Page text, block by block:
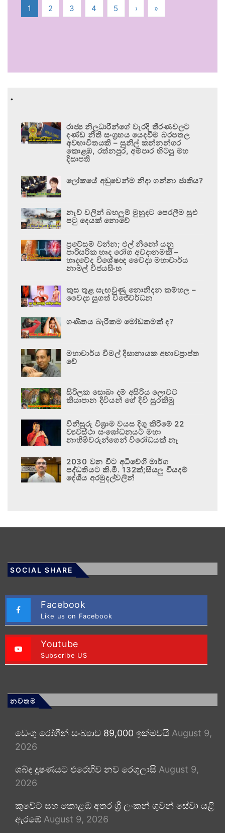
1 2 3 4 5 › »
.
රාජ්‍ය නිලධාරීන්ගේ වැරදි තීරණවලට
දණ්ඩ නීති සංග්‍රහය යෙදවීම බරපතල
අවභාවිතයකි – සුනිල් කන්නන්ගර
කොළඹ, රත්නපුර, අම්පාර හිටපු මහ
දිසාපති
ලෝකයේ අඩුවෙන්ම නිදා ගන්නා ජාතිය?
නැව් වලින් බහලුම් මුහුදට පෙරලීම සුළු
පටු දෙයක් නොවේ
ප්‍රවේසම් වන්න; එල් නිනෝ යනු
පාරිසරික හෘද රෝග අවදානමකි –
හෘදවේද විශේෂඥ වෛද්‍ය මහාචාර්ය
නාමල් විජයසිංහ
කුස තුළ සැඟවුණු නොනිදන කම්හල –
වෛද්‍ය සුගත් විජේවර්ධන
ගණිතය බැරිකම මෝඩකමක් ද?
මහාචාර්ය විමල් දිසානායක අභාවප්‍රාප්ත
වේ
සිරිලක සොබා දම් අසිරිය ලොවට
කියාපාන දිවියන් ගේ දිවි සුරකිමු
විනිසුරු විශ්‍රාම වයස දිගු කිරීමේ 22
ව්‍යවස්ථා සංශෝධනයට මහා
නාහිමිවරුන්ගෙන් විරෝධයක් නෑ
2030 වන විට අධිවේගී මාර්ග
පද්ධතියට කි.මී. 132ක්;සියලු වියදම්
දේශීය අරමුදල්වලින්
SOCIAL SHARE
Facebook
Like us on Facebook
Youtube
Subscribe US
නවතම
ඩෙංගු රෝගීන් සංඛ්‍යාව 89,000 ඉක්මවයි August 9,
2026
ශබ්ද දූෂණයට එරෙහිව නව රෙගුලාසි August 9,
2026
කුවේට් සහ කොළඹ අතර ශ්‍රී ලංකන් ගුවන් සේවා යළි
ඇරඹේ August 9, 2026